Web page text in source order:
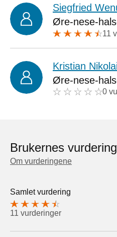
Siegfried
Øre-nese-
11
Kristian
Øre-nese-
0
Brukernes
Om vurderingene
Samlet vurdering
11 vurderinger